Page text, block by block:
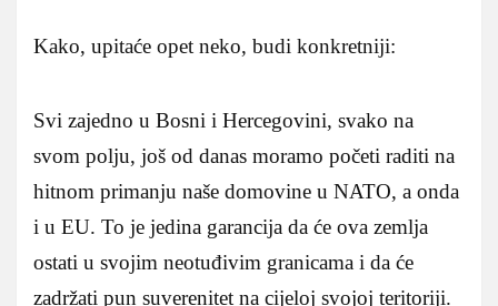
Kako, upitaće opet neko, budi konkretniji:
Svi zajedno u Bosni i Hercegovini, svako na
svom polju, još od danas moramo početi raditi na
hitnom primanju naše domovine u NATO, a onda
i u EU. To je jedina garancija da će ova zemlja
ostati u svojim neotuđivim granicama i da će
zadržati pun suverenitet na cijeloj svojoj teritoriji.